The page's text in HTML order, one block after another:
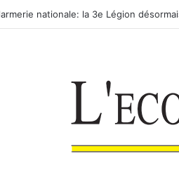
le pont routier-ferroviaire sur le